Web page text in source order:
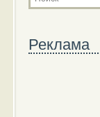
Реклама